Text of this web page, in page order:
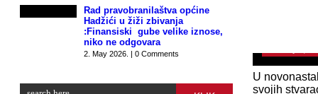
Rad pravobranilaštva općine
Hadžići u žiži zbivanja
:Finansiski gube velike iznose,
niko ne odgovara
2. May 2026. | 0 Comments
U
svojih